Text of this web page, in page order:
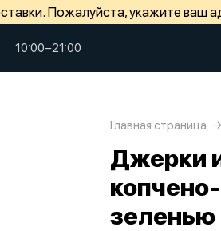
Пожалуйста, укажите ваш
10:00−21:00
Главная страница
Джерки
зеленью